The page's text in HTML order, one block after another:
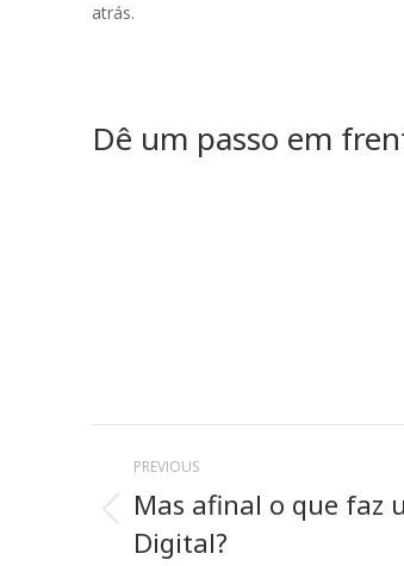
atrás.
Dê um passo em
navigation
PREVIOUS
Previous
post:
Mas afinal o que faz
Digital?